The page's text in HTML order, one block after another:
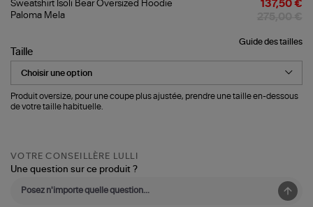
Isoli
Hoodie
Paloma
Mela
Sweatshirt Isoli Bear Oversized Hoodie
Paloma Mela
137,50 €
Guide des tailles
Taille
Produit oversize, pour une coupe plus ajustée, prendre une taille en-dessous
de votre taille habituelle.
VOTRE CONSEILLÈRE LULLI
Une question sur ce produit ?